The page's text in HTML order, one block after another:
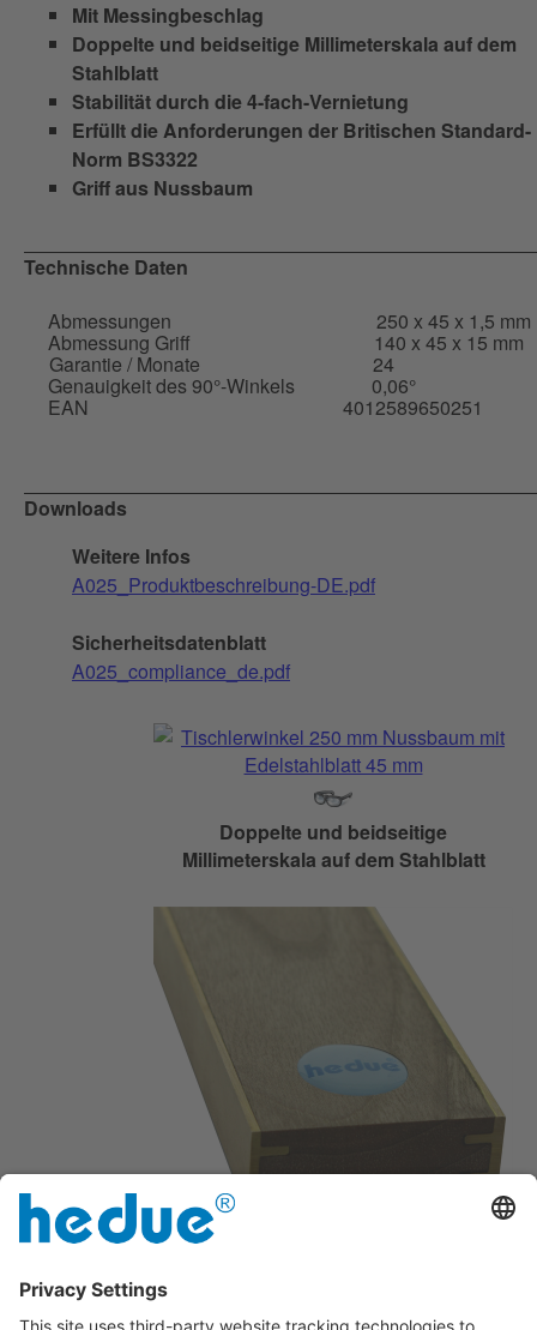
Mit Messingbeschlag
Doppelte und beidseitige Millimeterskala auf dem
Stahlblatt
Stabilität durch die 4-fach-Vernietung
Erfüllt die Anforderungen der Britischen Standard-
Norm BS3322
Griff aus Nussbaum
Technische Daten
Abmessungen
250 x 45 x 1,5 mm
Abmessung Griff 140 x 45 x 15 mm
Garantie / Monate 24
Genauigkeit des 90°-Winkels 0,06°
EAN 4012589650251
Downloads
Weitere Infos
A025_Produktbeschreibung-DE.pdf
Sicherheitsdatenblatt
A025_compliance_de.pdf
Doppelte und beidseitige
Millimeterskala auf dem Stahlblatt